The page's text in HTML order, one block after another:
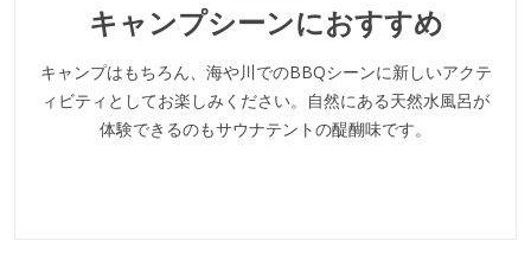
キャンプシーンにおすすめ
キャンプはもちろん、海や川でのBBQシーンに新しいアクテ
ィビティとしてお楽しみください。自然にある天然水風呂が
体験できるのもサウナテントの醍醐味です。